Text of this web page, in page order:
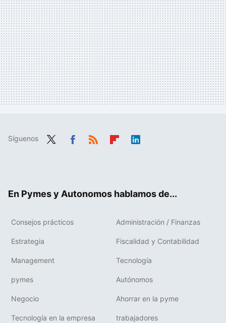
Síguenos
En Pymes y Autonomos hablamos de...
Consejos prácticos Administración / Finanzas
Estrategia Fiscalidad y Contabilidad
Management Tecnología
pymes Autónomos
Negocio Ahorrar en la pyme
Tecnología en la empresa trabajadores